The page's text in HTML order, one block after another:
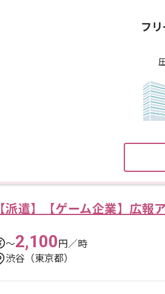
フ
【派遣】【ゲーム企業】広報
〜2,100円／時
渋谷（東京都）